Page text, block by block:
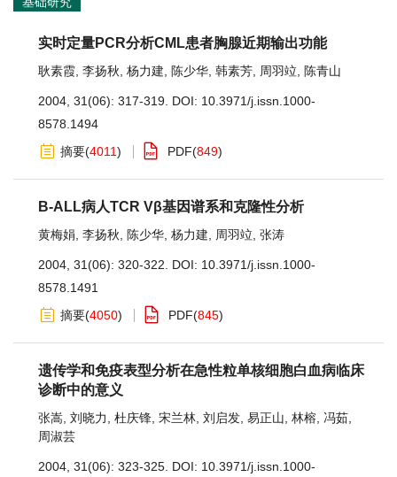
实时定量PCR分析CML患者胸腺近期输出功能
耿素霞 李扬秋 杨力建 陈少华 韩素芳 周羽竝 陈青山
2004, 31(06): 317-319. DOI: 10.3971/j.issn.1000-
8578.1494
摘要(4011) PDF(849)
B-ALL病人TCR Vβ基因谱系和克隆性分析
黄梅娟 李扬秋 陈少华 杨力建 周羽竝 张涛
2004, 31(06): 320-322. DOI: 10.3971/j.issn.1000-
8578.1491
摘要(4050) PDF(845)
遗传学和免疫表型分析在急性粒单核细胞白血病临床
诊断中的意义
张嵩 刘晓力 杜庆锋 宋兰林 刘启发 易正山 林榕 冯茹
周淑芸
2004, 31(06): 323-325. DOI: 10.3971/j.issn.1000-